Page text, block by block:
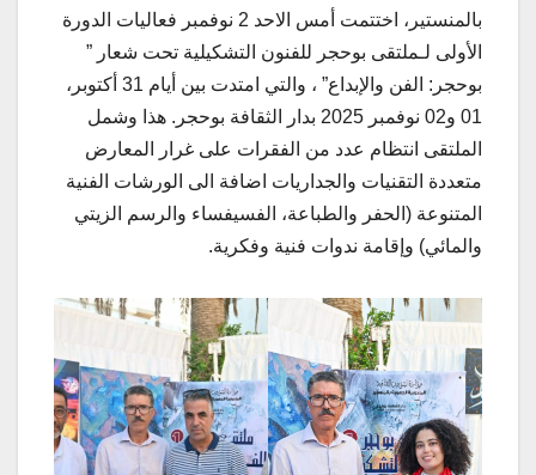
بالمنستير، اختتمت أمس الاحد 2 نوفمبر فعاليات الدورة
الأولى لـملتقى بوحجر للفنون التشكيلية تحت شعار ”
بوحجر: الفن والإبداع” ، والتي امتدت بين أيام 31 أكتوبر،
01 و02 نوفمبر 2025 بدار الثقافة بوحجر. هذا وشمل
الملتقى انتظام عدد من الفقرات على غرار المعارض
متعددة التقنيات والجداريات اضافة الى الورشات الفنية
المتنوعة (الحفر والطباعة، الفسيفساء والرسم الزيتي
والمائي) وإقامة ندوات فنية وفكرية.